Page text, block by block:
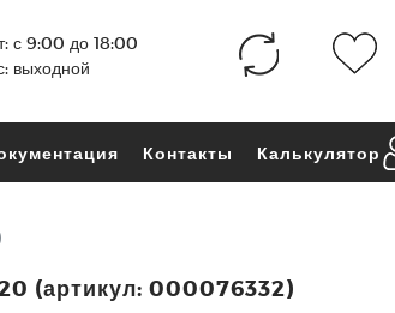
с 9:00 до 18:00
выходной
Контакты Калькулятор
(артикул: 000076332)